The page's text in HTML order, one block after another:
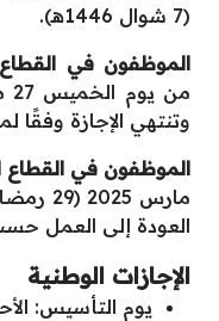
(7 شوال 1446هـ).
الموظفون في
وتنتهي الإجازة وفقًا
الموظفون في
العودة إلى العمل
الإجازات الوطنية
يوم التأسيس: الأحد 23 فبراير